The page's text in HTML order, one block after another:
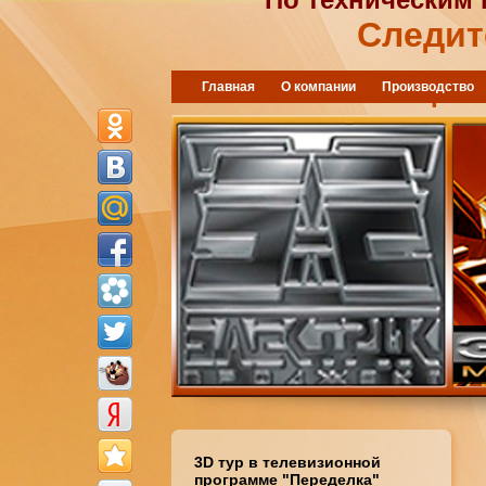
"Электрик
Главная О компании Производство
3D тур в телевизионной
программе "Переделка"